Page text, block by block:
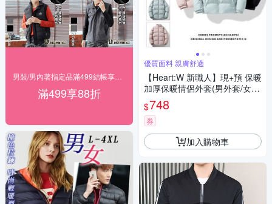
滿499享88折
優質面料 親膚舒適
【Heart:W 新職人】現+預 保暖
加厚保暖情侶外套(男外套/女外
套/立領/百搭)
$748
券
加入購物車